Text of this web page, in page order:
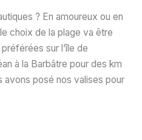
? En amoureux ou en
choix de la plage va être
sur l’île de
à la Barbâtre pour des km
posé nos valises pour